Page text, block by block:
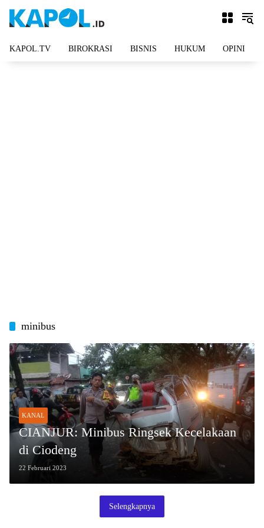
KAPOL.TV BIROKRASI BISNIS HUKUM OPINI
minibus
KANAL
CIANJUR: Minibus Ringsek Kecelakaan
di Ciodeng
22 Februari 2023
Selengkapnya